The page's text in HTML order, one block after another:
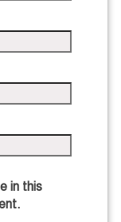
in this